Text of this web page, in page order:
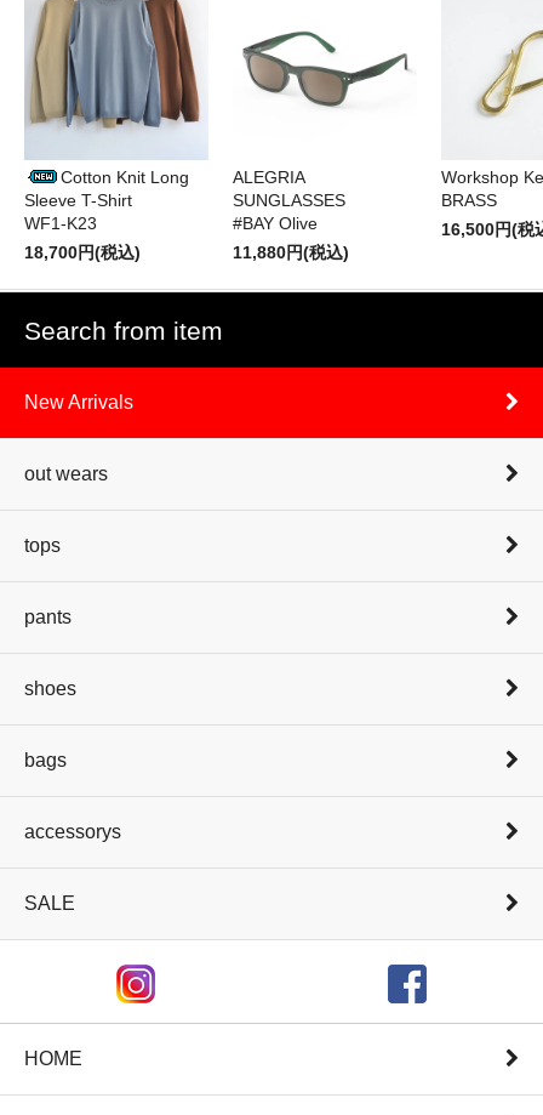
Cotton Knit Long
Sleeve T-Shirt
WF1-K23
18,700円(税込)
ALEGRIA
SUNGLASSES
#BAY Olive
11,880円(税込)
Workshop
BRASS
16,500円(税
Search from item
New Arrivals
out wears
tops
pants
shoes
bags
accessorys
SALE
HOME